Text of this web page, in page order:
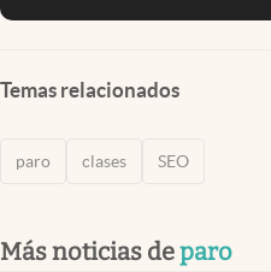
Temas relacionados
paro clases SEO
Más noticias deparo